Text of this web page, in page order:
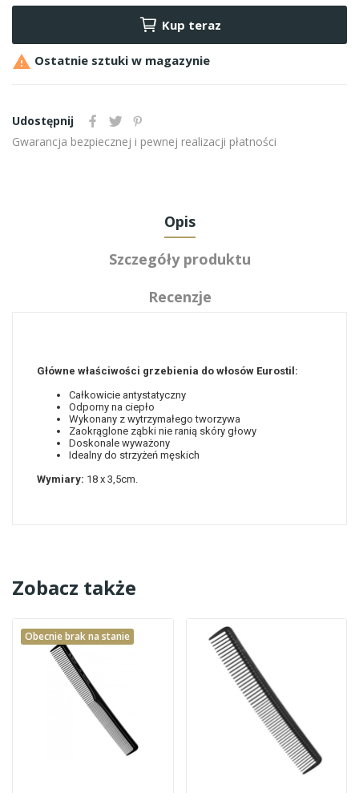
Kup teraz
 Ostatnie sztuki w magazynie
Udostępnij
Gwarancja bezpiecznej i pewnej realizacji płatności
Opis
Szczegóły produktu
Recenzje
Główne właściwości grzebienia do włosów Eurostil:
Całkowicie antystatyczny
Odporny na ciepło
Wykonany z wytrzymałego tworzywa
Zaokrąglone ząbki nie ranią skóry głowy
Doskonale wyważony
Idealny do strzyżeń męskich
Wymiary: 18 x 3,5cm.
Zobacz także
Obecnie brak na stanie